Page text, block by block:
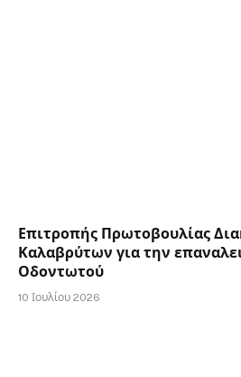
Επιτροπής Πρωτοβουλίας
Καλαβρύτων για την
Οδοντωτού
10 Ιουλίου 2026